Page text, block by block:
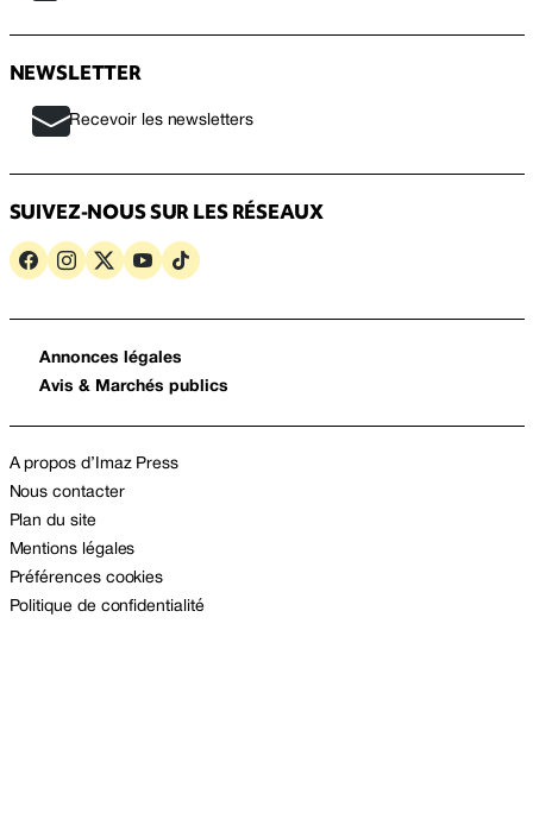
NEWSLETTER
Recevoir les newsletters
SUIVEZ-NOUS SUR LES RÉSEAUX
Annonces légales
Avis & Marchés publics
A propos d’Imaz Press
Nous contacter
Plan du site
Mentions légales
Préférences cookies
Politique de confidentialité